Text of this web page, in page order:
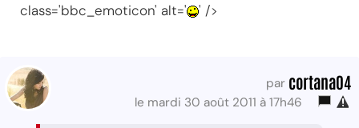
class='bbc_emoticon' alt='
' />
par cortana04
le mardi 30 août 2011 à 17h46